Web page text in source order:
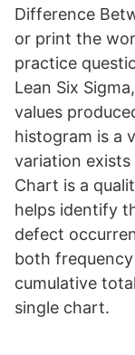
Difference
or print the
practice
Lean Six
values
histogram is a
variation exists
Chart is a
helps identify
defect
both
cumulative
single chart.